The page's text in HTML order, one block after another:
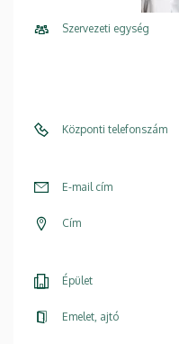
Szervezeti egység
Központi telefonszám
E-mail cím
Cím
Épület
Emelet, ajtó